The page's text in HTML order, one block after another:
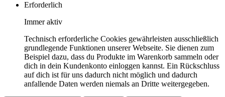
Erforderlich
Immer aktiv
Technisch erforderliche Cookies gewährleisten ausschließlich
grundlegende Funktionen unserer Webseite. Sie dienen zum
Beispiel dazu, dass du Produkte im Warenkorb sammeln oder
dich in dein Kundenkonto einloggen kannst. Ein Rückschluss
auf dich ist für uns dadurch nicht möglich und dadurch
anfallende Daten werden niemals an Dritte weitergegeben.